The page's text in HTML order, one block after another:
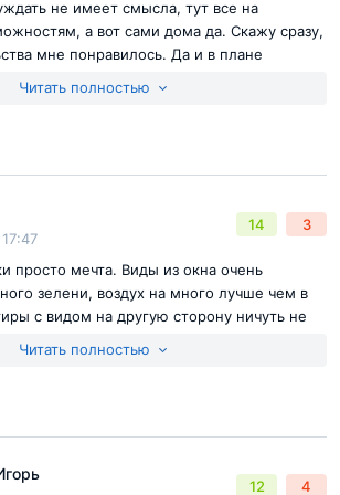
не имеет смысла, тут все на
а вот сами дома да. Скажу сразу,
мне понравилось. Да и в плане
Вот чего-чего, а этого
но получили. Думаем в строящемся доме
пополнение. Так же
по выше. Живи! В Рыбацком полон
и полностью соответствует нашим
Читать полностью
публикациина сайте
14 3
просто мечта. Виды из окна очень
зелени, воздух на много лучше чем в
с видом на другую сторону ничуть не
Читать полностью
12 4